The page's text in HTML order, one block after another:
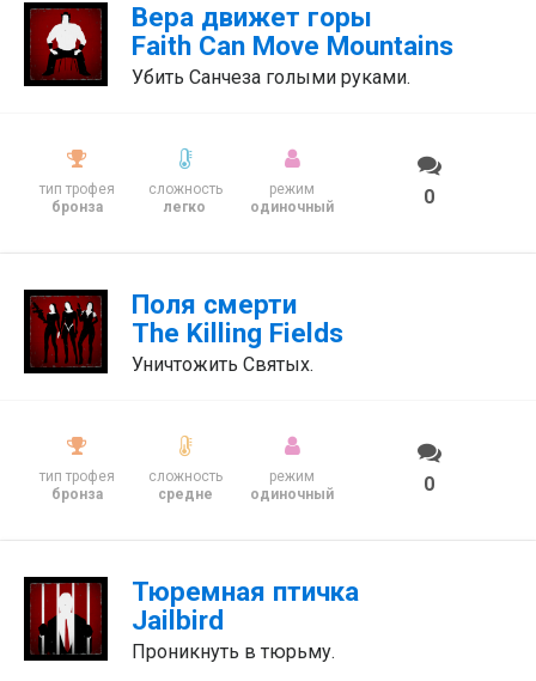
Вера движет горы
Faith Can Move Mountains
Убить Санчеза голыми руками.
тип трофея
бронза
сложность
легко
режим
одиночный
0
Поля смерти
The Killing Fields
Уничтожить Святых.
тип трофея
бронза
сложность
средне
режим
одиночный
0
Тюремная птичка
Jailbird
Проникнуть в тюрьму.